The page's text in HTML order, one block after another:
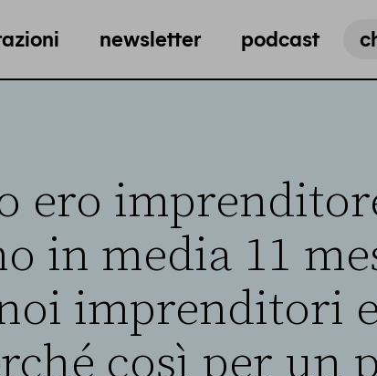
newsletter podcast
ero
in media 11
imprenditori
così per un